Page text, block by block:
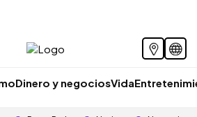
Dinero y negociosVida